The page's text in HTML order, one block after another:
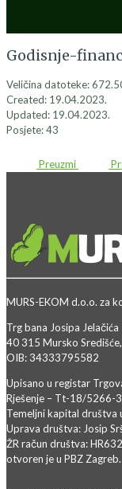
Godisnje-
Veličina datoteke:
Created: 19.04.2023.
Updated: 19.04.2023.
Posjete: 43
Preuzmi
MURS-EKOM d.o.o. za
Trg bana Josipa Jelačića
40 315 Mursko
OIB: 34333795582
Upisano u registar
Rješenje – Tt-18/5266-
Temeljni kapital društva
Uprava društva: Josip
ŽR račun društva:
otvoren je u PBZ Zagreb.